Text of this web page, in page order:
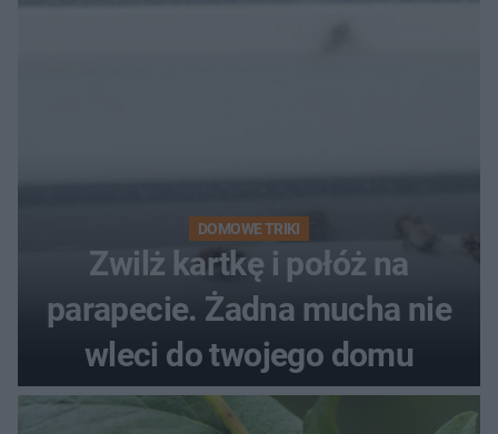
DOMOWE TRIKI
Zwilż kartkę i połóż na
parapecie. Żadna mucha nie
wleci do twojego domu